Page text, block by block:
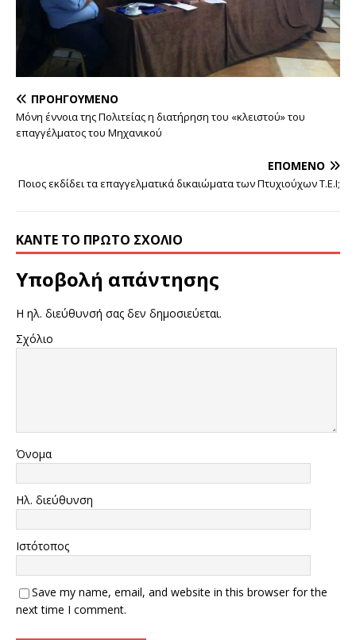
ΠΡΟΗΓΟΎΜΕΝΟ
Μόνη έννοια της Πολιτείας η διατήρηση του «κλειστού» του
επαγγέλματος του Μηχανικού
ΕΠΌΜΕΝΟ
Ποιος εκδίδει τα επαγγελματικά δικαιώματα των Πτυχιούχων Τ.Ε.Ι;
ΚΆΝΤΕ ΤΟ ΠΡΏΤΟ ΣΧΌΛΙΟ
Υποβολή απάντησης
Η ηλ. διεύθυνσή σας δεν δημοσιεύεται.
Σχόλιο
Όνομα
Ηλ. διεύθυνση
Ιστότοπος
Save my name, email, and website in this browser for the
next time I comment.